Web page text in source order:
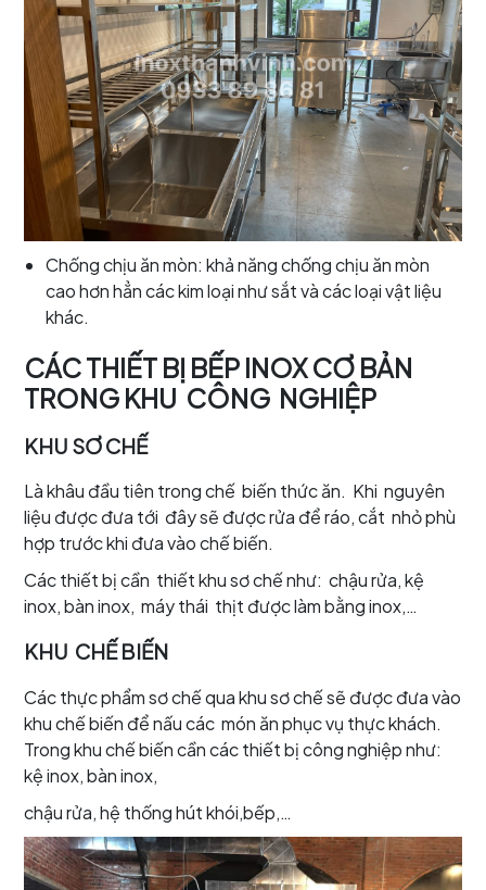
Chống chịu ăn mòn: khả năng chống chịu ăn mòn
cao hơn hẳn các kim loại như sắt và các loại vật liệu
khác.
CÁC THIẾT BỊ BẾP INOX CƠ BẢN
TRONG KHU CÔNG NGHIỆP
KHU SƠ CHẾ
Là khâu đầu tiên trong chế biến thức ăn. Khi nguyên
liệu được đưa tới đây sẽ được rửa để ráo, cắt nhỏ phù
hợp trước khi đưa vào chế biến.
Các thiết bị cần thiết khu sơ chế như: chậu rửa, kệ
inox, bàn inox, máy thái thịt được làm bằng inox,…
KHU CHẾ BIẾN
Các thực phẩm sơ chế qua khu sơ chế sẽ được đưa vào
khu chế biến để nấu các món ăn phục vụ thực khách.
Trong khu chế biến cần các thiết bị công nghiệp như:
kệ inox, bàn inox,
chậu rửa, hệ thống hút khói,bếp,…